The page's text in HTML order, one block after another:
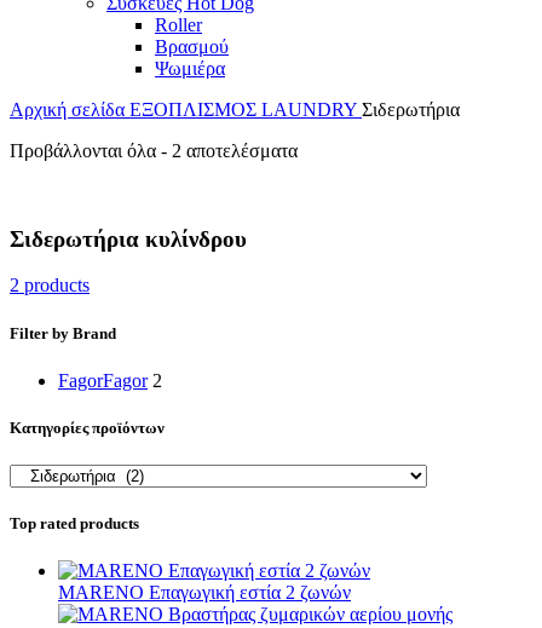
Roller
Βρασμού
Ψωμιέρα
Αρχική σελίδα ΕΞΟΠΛΙΣΜΟΣ LAUNDRY Σιδερωτήρια
Προβάλλονται όλα - 2 αποτελέσματα
Σιδερωτήρια κυλίνδρου
2 products
Filter by Brand
FagorFagor 2
Κατηγορίες προϊόντων
Top rated products
MARENO Επαγωγική εστία 2 ζωνών